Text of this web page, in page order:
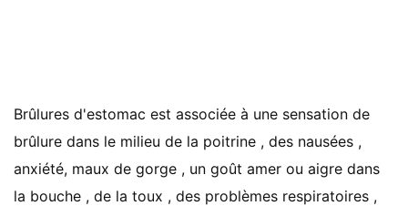
Brûlures d'estomac est associée à une sensation de
brûlure dans le milieu de la poitrine , des nausées ,
anxiété, maux de gorge , un goût amer ou aigre dans
la bouche , de la toux , des problèmes respiratoires ,